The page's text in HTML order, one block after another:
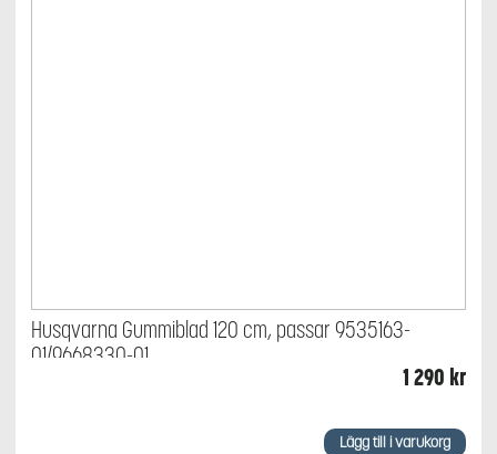
Husqvarna Gummiblad 120 cm, passar 9535163-
01/9668330-01
1 290 kr
Lägg till i varukorg